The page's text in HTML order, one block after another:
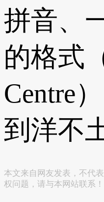
拼音、
的格式
Centre
到洋不
本文来自网友发表，不代
权问题，请与本网站联系！